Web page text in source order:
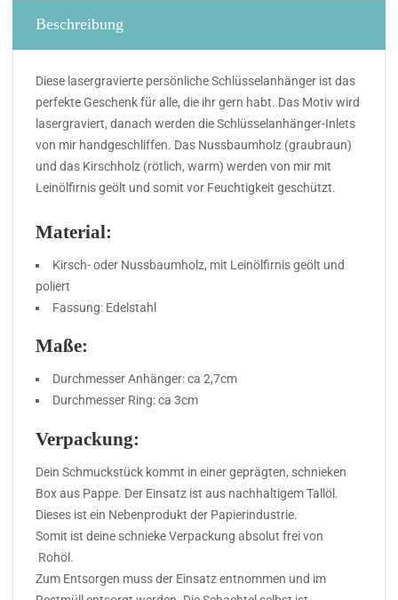
Beschreibung
Diese lasergravierte persönliche Schlüsselanhänger ist das
perfekte Geschenk für alle, die ihr gern habt. Das Motiv wird
lasergraviert, danach werden die Schlüsselanhänger-Inlets
von mir handgeschliffen. Das Nussbaumholz (graubraun)
und das Kirschholz (rötlich, warm) werden von mir mit
Leinölfirnis geölt und somit vor Feuchtigkeit geschützt.
Material:
Kirsch- oder Nussbaumholz, mit Leinölfirnis geölt und
poliert
Fassung: Edelstahl
Maße:
Durchmesser Anhänger: ca 2,7cm
Durchmesser Ring: ca 3cm
Verpackung:
Dein Schmuckstück kommt in einer geprägten, schnieken
Box aus Pappe. Der Einsatz ist aus nachhaltigem Tallöl.
Dieses ist ein Nebenprodukt der Papierindustrie.
Somit ist deine schnieke Verpackung absolut frei von
Rohöl.
Zum Entsorgen muss der Einsatz entnommen und im